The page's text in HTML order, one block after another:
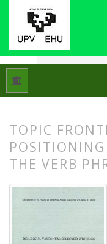
Hasiera
TOPIC
THE VERB